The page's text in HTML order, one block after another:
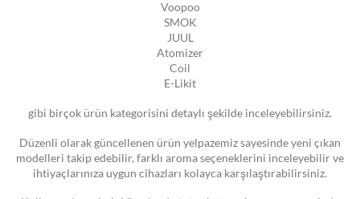
Voopoo
SMOK
JUUL
Atomizer
Coil
E-Likit
gibi birçok ürün kategorisini detaylı şekilde inceleyebilirsiniz.
Düzenli olarak güncellenen ürün yelpazemiz sayesinde yeni çıkan
modelleri takip edebilir, farklı aroma seçeneklerini inceleyebilir ve
ihtiyaçlarınıza uygun cihazları kolayca karşılaştırabilirsiniz.